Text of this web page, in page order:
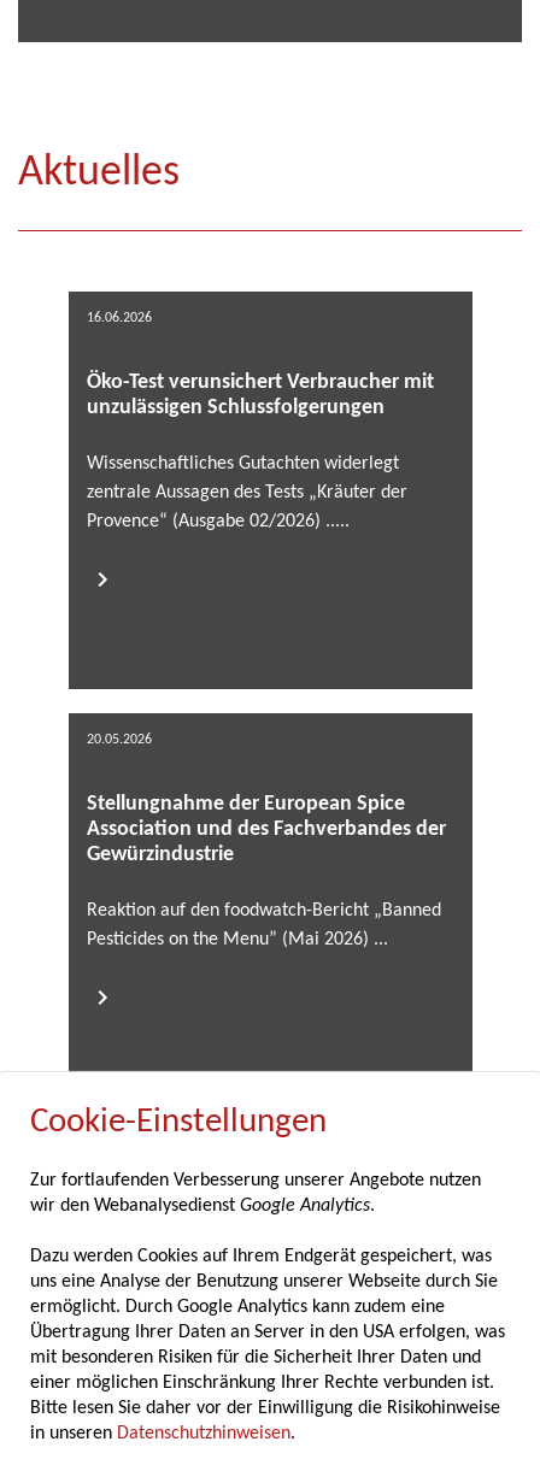
Cookie-Einstellungen
Zur fortlaufenden Verbesserung unserer Angebote nutzen
wir den Webanalysedienst Google Analytics.
Dazu werden Cookies auf Ihrem Endgerät gespeichert, was
uns eine Analyse der Benutzung unserer Webseite durch Sie
ermöglicht. Durch Google Analytics kann zudem eine
Übertragung Ihrer Daten an Server in den USA erfolgen, was
mit besonderen Risiken für die Sicherheit Ihrer Daten und
einer möglichen Einschränkung Ihrer Rechte verbunden ist.
Bitte lesen Sie daher vor der Einwilligung die Risikohinweise
in unseren Datenschutzhinweisen.
Aktuelles
16.06.2026
Öko-Test verunsichert Verbraucher mit
unzulässigen Schlussfolgerungen
Wissenschaftliches Gutachten widerlegt
zentrale Aussagen des Tests „Kräuter der
Provence“ (Ausgabe 02/2026) .....
20.05.2026
Stellungnahme der European Spice
Association und des Fachverbandes der
Gewürzindustrie
Reaktion auf den foodwatch-Bericht „Banned
Pesticides on the Menu” (Mai 2026) ...
80-jähriges Bestehen
Der Fachverband der Gewürzindustrie feierte
im Rahmen seiner diesjährigen
Mitgliederversammlung am 7. und 8. Mai
2025 in Marburg zugleich ein besonderes
Jubiläum: Seit nunmehr 80 Jahren vertritt der